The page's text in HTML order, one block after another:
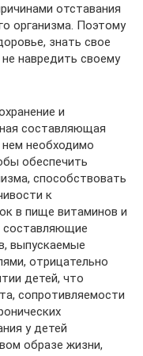
отставания
организма. Поэтому
знать свое
навредить своему
и
составляющая
необходимо
обеспечить
способствовать
к
в пище витаминов и
составляющие
выпускаемые
отрицательно
детей, что
сопротивляемости
у детей
образе жизни,